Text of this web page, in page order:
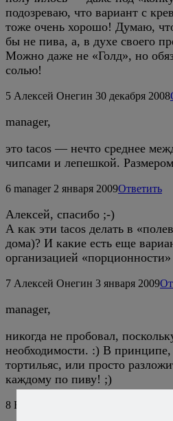
подозреваю, что вариант с
тоже очень хорошо! Думаю,
бы не пива, а, в духе своего
Можно даже не «Голд», но
солью!
5 Алексей Онегин 30 декабря 2008
manager,
это tacos — нечто среднее
чипсами и лепешкой.
6 manager 2 января 2009Ответить
Алексей, спасибо ;-)
А как эти tacos делать в
дома)? И какие есть еще
организацией
7 Алексей Онегин 3 января 2009
manager,
никогда не пробовал,
необходимости. :) В
тортильяс, или просто
каждому по пиву! ;)
8 Ева